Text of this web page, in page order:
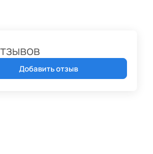
Добавить отзыв